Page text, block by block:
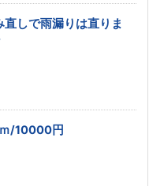
直しで雨漏りは直りま
/10000円